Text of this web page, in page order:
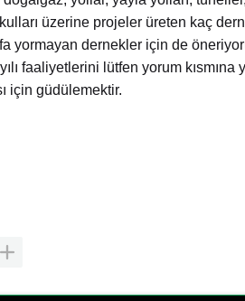
üzerine projeler üreten kaç
yormayan dernekler için de
faaliyetlerini lütfen yorum kısmına
için güdülemektir.